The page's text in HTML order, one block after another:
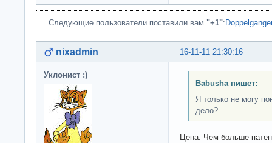
Следующие пользователи поставили вам "+1":
16-11-11 21:30:16
nixadmin
Уклонист :)
Babusha пишет:
Я только не могу
дело?
Цена. Чем больше